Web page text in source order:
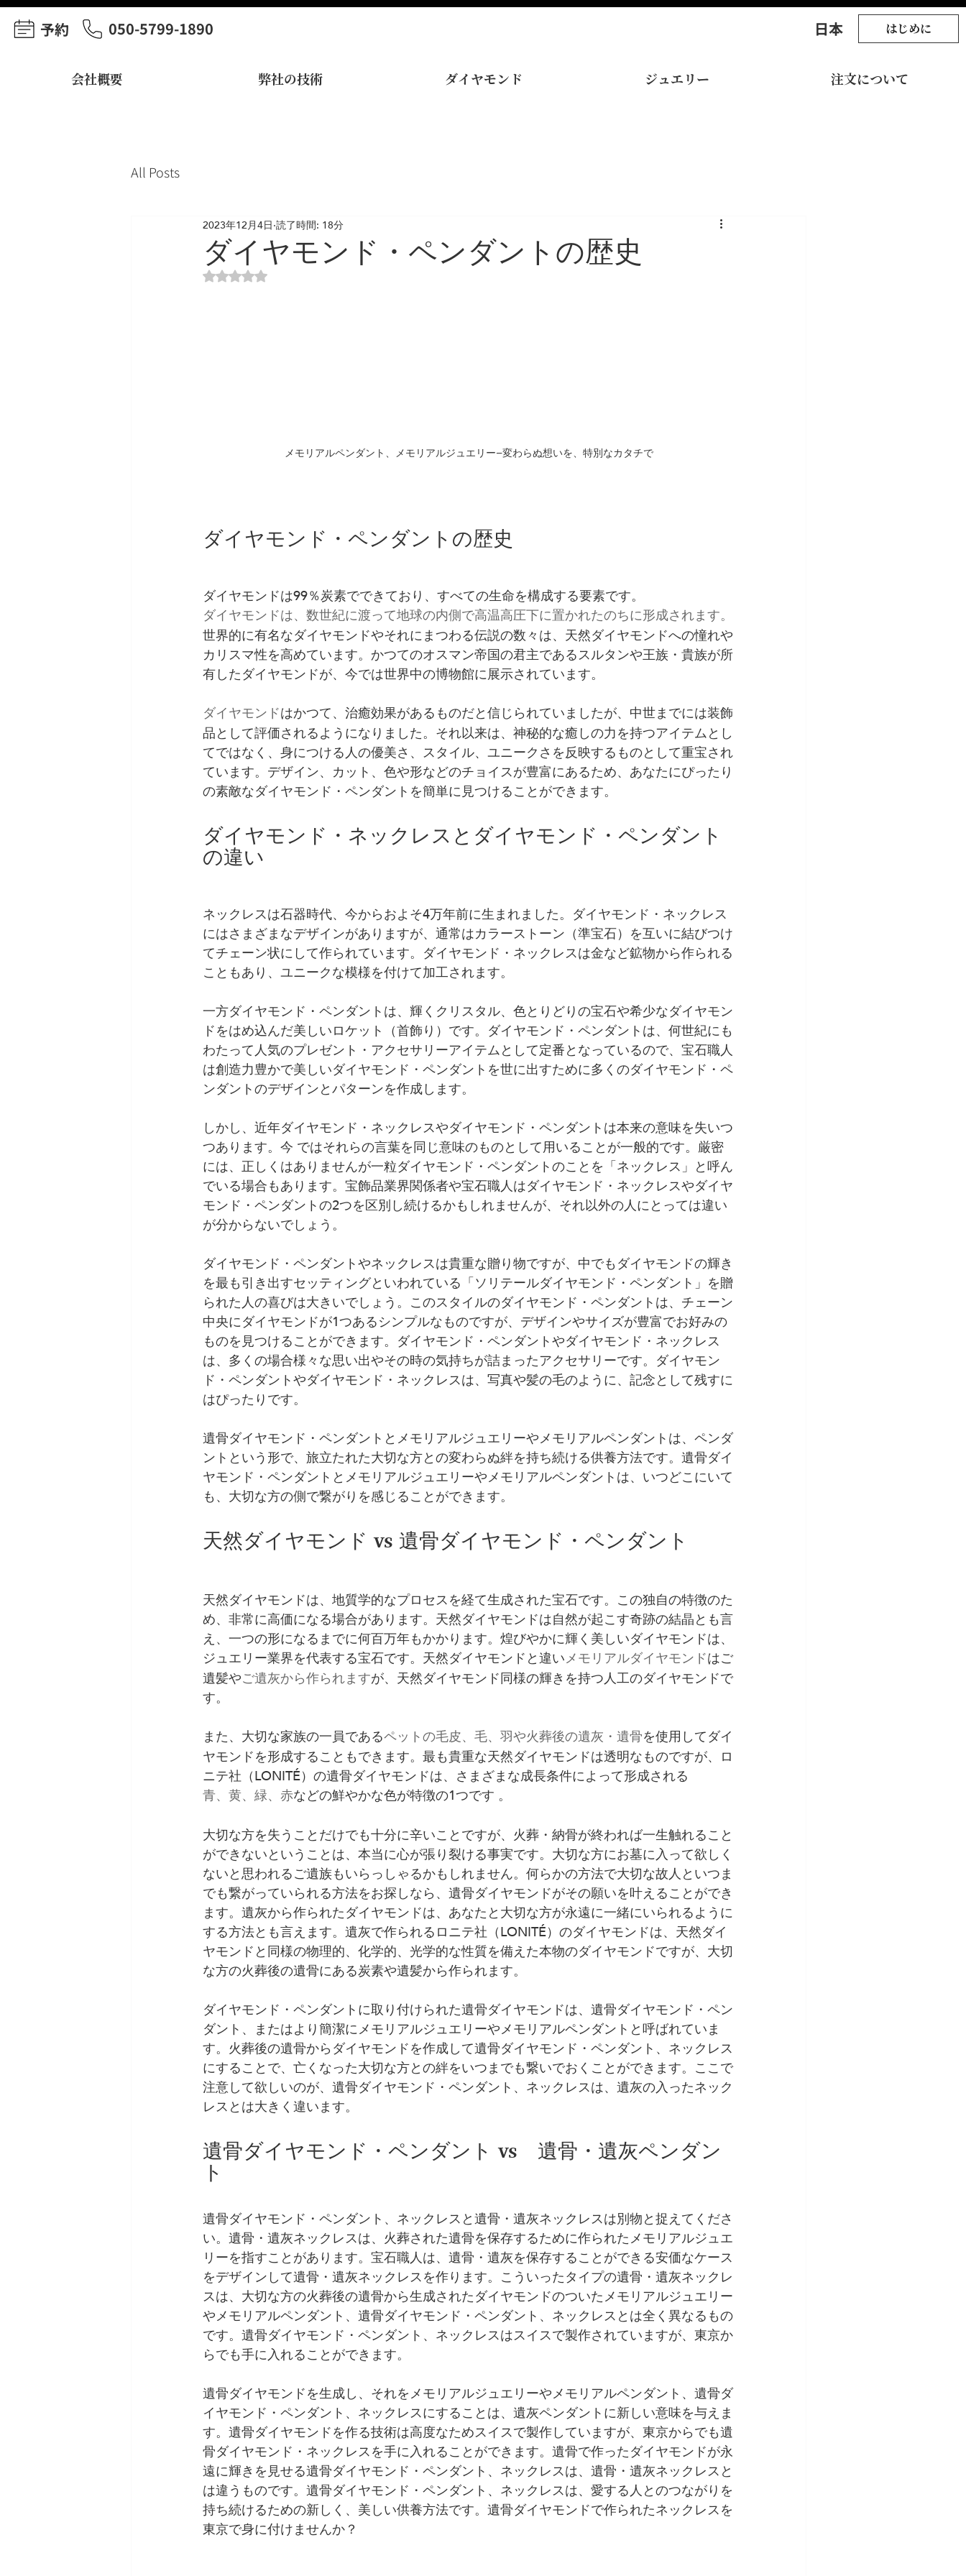
会社概要 弊社の技術 ダイヤモンド ジュエリー 注文について
予約 050-5799-1890 はじめに
​日本
All Posts
ダイヤモンド・ペンダントの歴史
2023年12月4日 読了時間: 18分
5つ星のうちNaNと評価されています。
メモリアルペンダント、メモリアルジュエリー−変わらぬ想いを、特別なカタチで
ダイヤモンド・ペンダントの歴史
ダイヤモンドは99％炭素でできており、すべての生命を構成する要素です。
ダイヤモンドは、数世紀に渡って地球の内側で高温高圧下に置かれたのちに形成されます。
世界的に有名なダイヤモンドやそれにまつわる伝説の数々は、天然ダイヤモンドへの憧れや
カリスマ性を高めています。かつてのオスマン帝国の君主であるスルタンや王族・貴族が所
有したダイヤモンドが、今では世界中の博物館に展示されています。
ダイヤモンドはかつて、治癒効果があるものだと信じられていましたが、中世までには装飾
品として評価されるようになりました。それ以来は、神秘的な癒しの力を持つアイテムとし
てではなく、身につける人の優美さ、スタイル、ユニークさを反映するものとして重宝され
ています。デザイン、カット、色や形などのチョイスが豊富にあるため、あなたにぴったり
の素敵なダイヤモンド・ペンダントを簡単に見つけることができます。
ダイヤモンド・ネックレスとダイヤモンド・ペンダント
の違い
ネックレスは石器時代、今からおよそ4万年前に生まれました。ダイヤモンド・ネックレス
にはさまざまなデザインがありますが、通常はカラーストーン（準宝石）を互いに結びつけ
てチェーン状にして作られています。ダイヤモンド・ネックレスは金など鉱物から作られる
こともあり、ユニークな模様を付けて加工されます。
一方ダイヤモンド・ペンダントは、輝くクリスタル、色とりどりの宝石や希少なダイヤモン
ドをはめ込んだ美しいロケット（首飾り）です。ダイヤモンド・ペンダントは、何世紀にも
わたって人気のプレゼント・アクセサリーアイテムとして定番となっているので、宝石職人
は創造力豊かで美しいダイヤモンド・ペンダントを世に出すために多くのダイヤモンド・ペ
ンダントのデザインとパターンを作成します。
しかし、近年ダイヤモンド・ネックレスやダイヤモンド・ペンダントは本来の意味を失いつ
つあります。今 ではそれらの言葉を同じ意味のものとして用いることが一般的です。厳密
には、正しくはありませんが一粒ダイヤモンド・ペンダントのことを「ネックレス」と呼ん
でいる場合もあります。宝飾品業界関係者や宝石職人はダイヤモンド・ネックレスやダイヤ
モンド・ペンダントの2つを区別し続けるかもしれませんが、それ以外の人にとっては違い
が分からないでしょう。
ダイヤモンド・ペンダントやネックレスは貴重な贈り物ですが、中でもダイヤモンドの輝き
を最も引き出すセッティングといわれている「ソリテールダイヤモンド・ペンダント」を贈
られた人の喜びは大きいでしょう。このスタイルのダイヤモンド・ペンダントは、チェーン
中央にダイヤモンドが1つあるシンプルなものですが、デザインやサイズが豊富でお好みの
ものを見つけることができます。ダイヤモンド・ペンダントやダイヤモンド・ネックレス
は、多くの場合様々な思い出やその時の気持ちが詰まったアクセサリーです。ダイヤモン
ド・ペンダントやダイヤモンド・ネックレスは、写真や髪の毛のように、記念として残すに
はぴったりです。
遺骨ダイヤモンド・ペンダントとメモリアルジュエリーやメモリアルペンダントは、ペンダ
ントという形で、旅立たれた大切な方との変わらぬ絆を持ち続ける供養方法です。遺骨ダイ
ヤモンド・ペンダントとメモリアルジュエリーやメモリアルペンダントは、いつどこにいて
も、大切な方の側で繋がりを感じることができます。
天然ダイヤモンド vs 遺骨ダイヤモンド・ペンダント
天然ダイヤモンドは、地質学的なプロセスを経て生成された宝石です。この独自の特徴のた
め、非常に高価になる場合があります。天然ダイヤモンドは自然が起こす奇跡の結晶とも言
え、一つの形になるまでに何百万年もかかります。煌びやかに輝く美しいダイヤモンドは、
ジュエリー業界を代表する宝石です。天然ダイヤモンドと違いメモリアルダイヤモンドはご
遺髪やご遺灰から作られますが、天然ダイヤモンド同様の輝きを持つ人工のダイヤモンドで
す。
また、大切な家族の一員であるペットの毛皮、毛、羽や火葬後の遺灰・遺骨を使用してダイ
ヤモンドを形成することもできます。最も貴重な天然ダイヤモンドは透明なものですが、ロ
ニテ社（LONITÉ）の遺骨ダイヤモンドは、さまざまな成長条件によって形成される
青、黄、緑、赤などの鮮やかな色が特徴の1つです 。
大切な方を失うことだけでも十分に辛いことですが、火葬・納骨が終われば一生触れること
ができないということは、本当に心が張り裂ける事実です。大切な方にお墓に入って欲しく
ないと思われるご遺族もいらっしゃるかもしれません。何らかの方法で大切な故人といつま
でも繋がっていられる方法をお探しなら、遺骨ダイヤモンドがその願いを叶えることができ
ます。遺灰から作られたダイヤモンドは、あなたと大切な方が永遠に一緒にいられるように
する方法とも言えます。遺灰で作られるロニテ社（LONITÉ）のダイヤモンドは、天然ダイ
ヤモンドと同様の物理的、化学的、光学的な性質を備えた本物のダイヤモンドですが、大切
な方の火葬後の遺骨にある炭素や遺髪から作られます。
ダイヤモンド・ペンダントに取り付けられた遺骨ダイヤモンドは、遺骨ダイヤモンド・ペン
ダント、またはより簡潔にメモリアルジュエリーやメモリアルペンダントと呼ばれていま
す。火葬後の遺骨からダイヤモンドを作成して遺骨ダイヤモンド・ペンダント、ネックレス
にすることで、亡くなった大切な方との絆をいつまでも繋いでおくことができます。ここで
注意して欲しいのが、遺骨ダイヤモンド・ペンダント、ネックレスは、遺灰の入ったネック
レスとは大きく違います。
遺骨ダイヤモンド・ペンダント vs　遺骨・遺灰ペンダン
ト
遺骨ダイヤモンド・ペンダント、ネックレスと遺骨・遺灰ネックレスは別物と捉えてくださ
い。遺骨・遺灰ネックレスは、火葬された遺骨を保存するために作られたメモリアルジュエ
リーを指すことがあります。宝石職人は、遺骨・遺灰を保存することができる安価なケース
をデザインして遺骨・遺灰ネックレスを作ります。こういったタイプの遺骨・遺灰ネックレ
スは、大切な方の火葬後の遺骨から生成されたダイヤモンドのついたメモリアルジュエリー
やメモリアルペンダント、遺骨ダイヤモンド・ペンダント、ネックレスとは全く異なるもの
です。遺骨ダイヤモンド・ペンダント、ネックレスはスイスで製作されていますが、東京か
らでも手に入れることができます。
遺骨ダイヤモンドを生成し、それをメモリアルジュエリーやメモリアルペンダント、遺骨ダ
イヤモンド・ペンダント、ネックレスにすることは、遺灰ペンダントに新しい意味を与えま
す。遺骨ダイヤモンドを作る技術は高度なためスイスで製作していますが、東京からでも遺
骨ダイヤモンド・ネックレスを手に入れることができます。遺骨で作ったダイヤモンドが永
遠に輝きを見せる遺骨ダイヤモンド・ペンダント、ネックレスは、遺骨・遺灰ネックレスと
は違うものです。遺骨ダイヤモンド・ペンダント、ネックレスは、愛する人とのつながりを
持ち続けるための新しく、美しい供養方法です。遺骨ダイヤモンドで作られたネックレスを
東京で身に付けませんか？